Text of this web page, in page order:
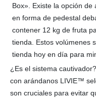
Box». Existe la opción
en forma de pedestal
contener 12 kg de fruta
tienda. Estos volúmenes
tienda hoy en día para
¿Es el sistema
con arándanos LIVIE™
son cruciales para evitar